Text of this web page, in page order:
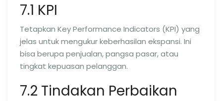
7.1 KPI
Tetapkan Key Performance Indicators (KPI) yang
jelas untuk mengukur keberhasilan ekspansi. Ini
bisa berupa penjualan, pangsa pasar, atau
tingkat kepuasan pelanggan.
7.2 Tindakan Perbaikan